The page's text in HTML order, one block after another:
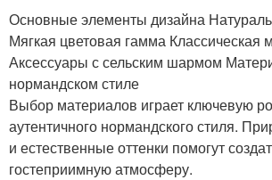
Основные элементы дизайна
Мягкая цветовая гамма Классическая
Аксессуары с сельским шармом
нормандском стиле
Выбор материалов играет ключевую
аутентичного нормандского стиля.
и естественные оттенки помогут
гостеприимную атмосферу.